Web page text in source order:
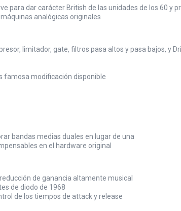
dar carácter British de las unidades de los 60 y
analógicas originales
limitador, gate, filtros pasa altos y pasa bajos, y
famosa modificación disponible
bandas medias duales en lugar de una
en el hardware original
de ganancia altamente musical
de diodo de 1968
de los tiempos de attack y release